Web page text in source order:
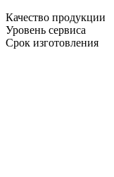
Качество продукции
Уровень сервиса
Срок изготовления